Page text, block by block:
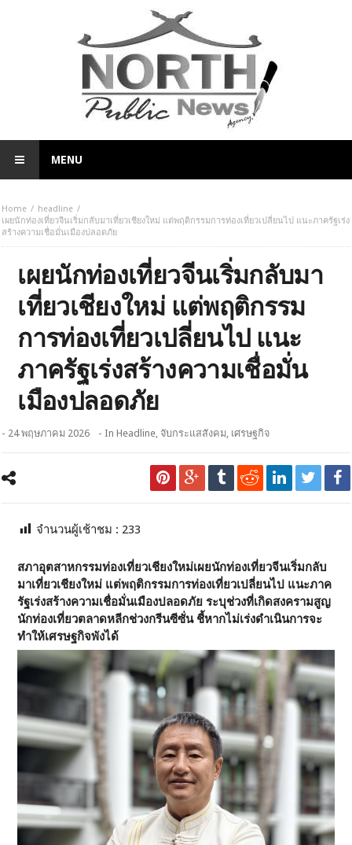
MENU
Home
headline
เผยนักท่องเที่ยวจีนเริ่มกลับมาเที่ยวเชียงใหม่ แต่พฤติกรรมการท่องเที่ยวเปลี่ยนไป แนะภาครัฐเร่ง
สร้างความเชื่อมั่นเมืองปลอดภัย
เผยนักท่องเที่ยวจีนเริ่มกลับมา
เที่ยวเชียงใหม่ แต่พฤติกรรม
การท่องเที่ยวเปลี่ยนไป แนะ
ภาครัฐเร่งสร้างความเชื่อมั่น
เมืองปลอดภัย
- 24 พฤษภาคม 2026 - InHeadline, จับกระแสสังคม, เศรษฐกิจ
จำนวนผู้เช้าชม : 233
สภาอุตสาหกรรมท่องเที่ยวเชียงใหม่เผยนักท่องเที่ยวจีนเริ่มกลับ
มาเที่ยวเชียงใหม่ แต่พฤติกรรมการท่องเที่ยวเปลี่ยนไป แนะภาค
รัฐเร่งสร้างความเชื่อมั่นเมืองปลอดภัย ระบุช่วงที่เกิดสงครามสูญ
นักท่องเที่ยวตลาดหลีกช่วงกรีนซีซั่น ชี้หากไม่เร่งดำเนินการจะ
ทำให้เศรษฐกิจพังได้